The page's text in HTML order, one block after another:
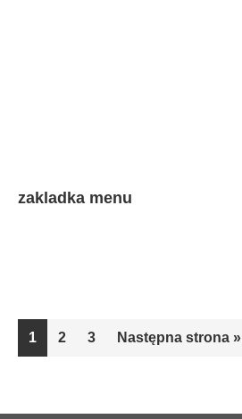
zakladka menu
Go
to
1
Go
2
Go
3 Następna strona »